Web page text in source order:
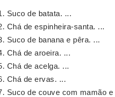
Suco de batata. ...
Chá de espinheira-santa. ...
Suco de banana e pêra. ...
Chá de aroeira. ...
Chá de acelga. ...
Chá de ervas. ...
Suco de couve com mamão e